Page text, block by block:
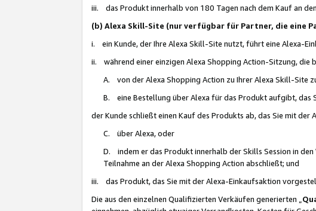
iii. das Produkt innerhalb von 180 Tagen nach dem Kauf an
(b) Alexa Skill-Site (nur verfügbar für Partner, die eine
i. ein Kunde, der Ihre Alexa Skill-Site nutzt, führt eine Alexa-
ii. während einer einzigen Alexa Shopping Action-Sitzung, die
A. von der Alexa Shopping Action zu Ihrer Alexa Skill-Site
B. eine Bestellung über Alexa für das Produkt aufgibt, das
der Kunde schließt einen Kauf des Produkts ab, das Sie mit
C. über Alexa, oder
D. indem er das Produkt innerhalb der Skills Session in
Teilnahme an der Alexa Shopping Action abschließt; und
iii. das Produkt, das Sie mit der Alexa-Einkaufsaktion
Die aus den einzelnen Qualifizierten Verkäufen generierten „